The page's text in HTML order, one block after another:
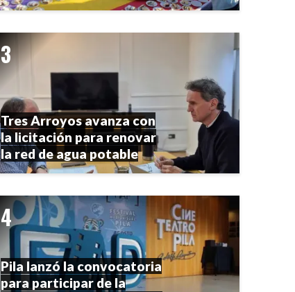
Tres Arroyos avanza con
la licitación para renovar
la red de agua potable
Pila lanzó la convocatoria
para participar de la